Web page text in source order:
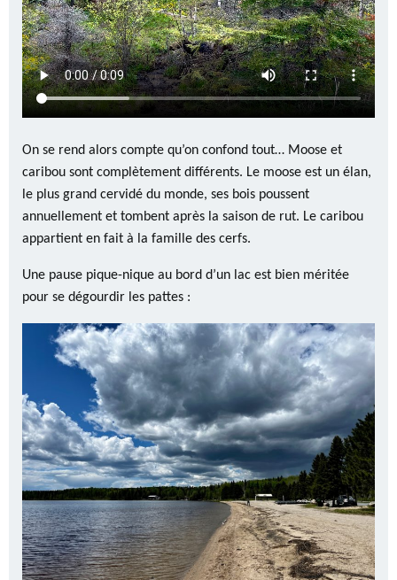
On se rend alors compte qu’on confond tout… Moose et
caribou sont complètement différents. Le moose est un élan,
le plus grand cervidé du monde, ses bois poussent
annuellement et tombent après la saison de rut. Le caribou
appartient en fait à la famille des cerfs.
Une pause pique-nique au bord d’un lac est bien méritée
pour se dégourdir les pattes :